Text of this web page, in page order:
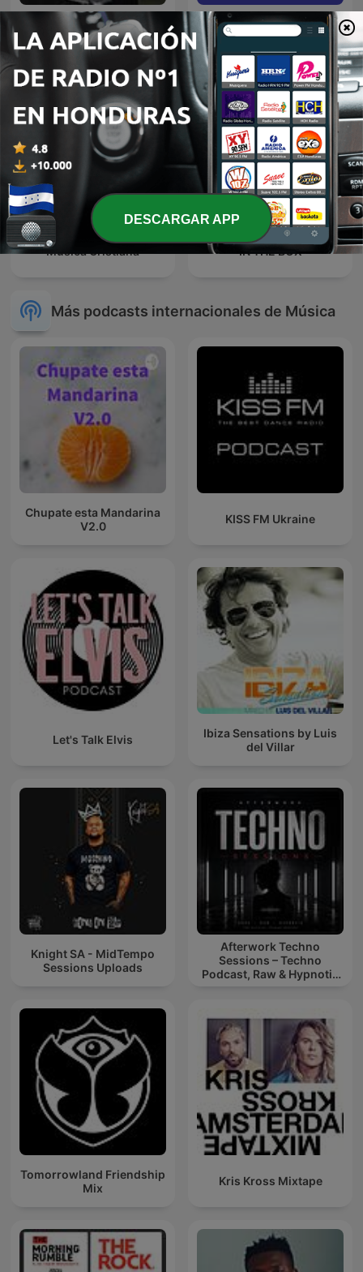
VICENTE FERNANDEZ EN
NOCHE DE ROMANCE
Shakipedia: A Shakira
Podcast
Música Cristiana IN THE BOX
Más podcasts internacionales de Música
Chupate esta Mandarina
V2.0
KISS FM Ukraine
Let's Talk Elvis
Ibiza Sensations by Luis
del Villar
Knight SA - MidTempo
Sessions Uploads
Afterwork Techno
Sessions – Techno
Podcast, Raw & Hypnotic
Tomorrowland Friendship
Mix
Kris Kross Mixtape
DESCARGAR APP